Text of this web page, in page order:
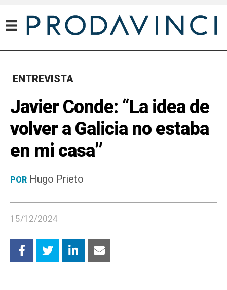
ENTREVISTA
Javier Conde: “La idea de
volver a Galicia no estaba
en mi casa”
POR Hugo Prieto
15/12/2024